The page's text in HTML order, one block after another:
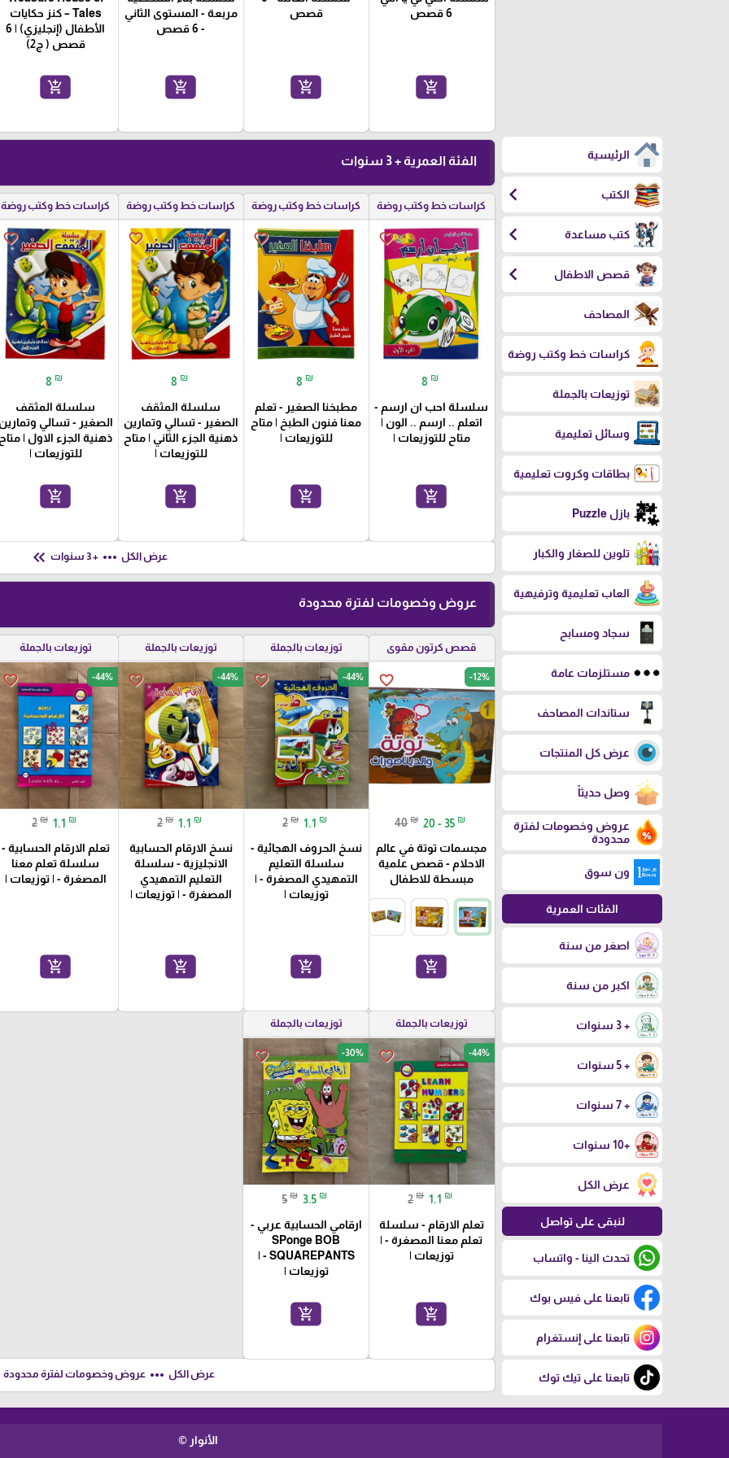
الرئيسية
الكتب chevron_left
كتب مساعدة chevron_left
قصص الاطفال chevron_left
المصاحف
كراسات خط وكتب روضة
توزيعات بالجملة
وسائل تعليمية
بطاقات وكروت تعليمية
بازل Puzzle
تلوين للصغار والكبار
العاب تعليمية وترفيهية
سجاد ومسابح
مستلزمات عامة
ستاندات المصاحف
عرض كل المنتجات
وصل حديثاً
عروض وخصومات لفترة
محدودة
ون سوق
الفئات العمرية
اصغر من سنة
اكبر من سنة
+ 3 سنوات
+ 5 سنوات
+ 7 سنوات
+10 سنوات
عرض الكل
لنبقى على تواصل
تحدث الينا - واتساب
تابعنا على فيس بوك
تابعنا على إنستغرام
تابعنا على تيك توك
6 قصص
add_shopping_cart
قصص
add_shopping_cart
مربعة - المستوى الثاني
- 6 قصص
add_shopping_cart
Tales – كنز حكايات
الأطفال (إنجليزي) | 6
قصص ( ج2)
add_shopping_cart
الفئة العمرية + 3 سنوات
كراسات خط وكتب روضة
favorite_border
8 ₪
سلسلة احب ان ارسم -
اتعلم .. ارسم .. الون |
متاح للتوزيعات |
add_shopping_cart
كراسات خط وكتب روضة
favorite_border
8 ₪
مطبخنا الصغير - تعلم
معنا فنون الطبخ | متاح
للتوزيعات |
add_shopping_cart
كراسات خط وكتب روضة
favorite_border
8 ₪
سلسلة المثقف
الصغير - تسالي وتمارين
ذهنية الجزء الثاني | متاح
للتوزيعات |
add_shopping_cart
كراسات خط وكتب روضة
favorite_border
8 ₪
سلسلة المثقف
الصغير - تسالي
ذهنية الجزء الاول | متاح
للتوزيعات |
add_shopping_cart
عرض الكل more_horiz + 3 سنوات keyboard_double_arrow_left
عروض وخصومات لفترة محدودة
قصص كرتون مقوى
favorite_border -12%
40 ₪ 20 - 35 ₪
مجسمات توتة في عالم
الاحلام - قصص علمية
مبسطة للاطفال
add_shopping_cart
توزيعات بالجملة
favorite_border -44%
2 ₪ 1.1 ₪
نسخ الحروف الهجائية -
سلسلة التعليم
التمهيدي المصغرة - |
توزيعات |
add_shopping_cart
توزيعات بالجملة
favorite_border -44%
2 ₪ 1.1 ₪
نسخ الارقام الحسابية
الانجليزية - سلسلة
التعليم التمهيدي
المصغرة - | توزيعات |
add_shopping_cart
توزيعات بالجملة
favorite_border -44%
2 ₪ 1.1 ₪
تعلم الارقام الحسابية -
سلسلة تعلم معنا
المصغرة - | توزيعات |
add_shopping_cart
توزيعات بالجملة
favorite_border -44%
2 ₪ 1.1 ₪
تعلم الارقام - سلسلة
تعلم معنا المصغرة - |
توزيعات |
add_shopping_cart
توزيعات بالجملة
favorite_border -30%
5 ₪ 3.5 ₪
ارقامي الحسابية عربي -
SPonge BOB
SQUAREPANTS - |
توزيعات |
add_shopping_cart
عرض الكل more_horiz عروض وخصومات لفترة محدودة
الأنوار ©